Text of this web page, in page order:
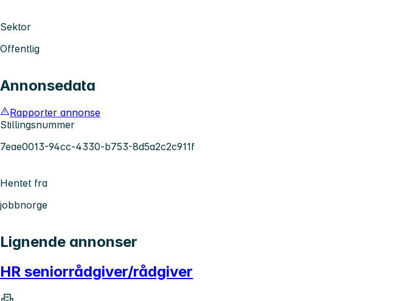
Sektor
Offentlig
Annonsedata
Rapporter annonse
Stillingsnummer
7eae0013-94cc-4330-b753-8d5a2c2c911f
Hentet fra
jobbnorge
Lignende annonser
HR seniorrådgiver/rådgiver